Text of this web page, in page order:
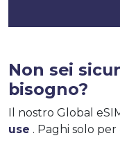
Non sei
bisogno?
Il nostro Global
use . Paghi solo